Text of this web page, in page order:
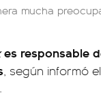
mucha
es responsable
, según informó